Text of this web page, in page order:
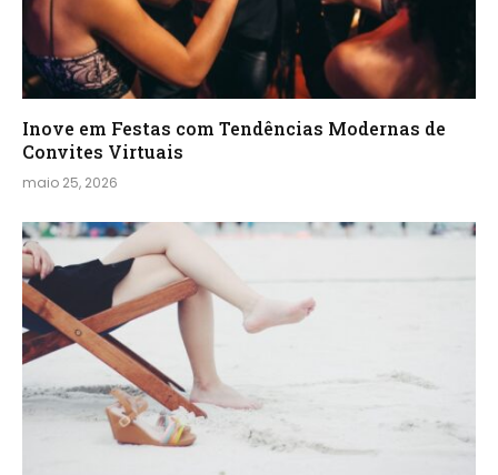
Inove em Festas com Tendências Modernas de
Convites Virtuais
maio 25, 2026